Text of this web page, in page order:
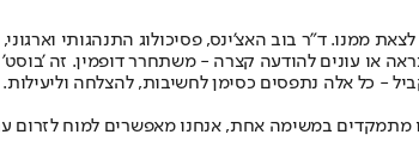
ממנו. ד”ר בוב האצ’ינס, פסיכולוג התנהגותי
או עונים להודעה קצרה - משתחרר דופמין. זה
- כל אלה נתפסים כסימן לחשיבות, להצלחה וליעילות.
מתמקדים במשימה אחת, אנחנו מאפשרים למוח לזרום